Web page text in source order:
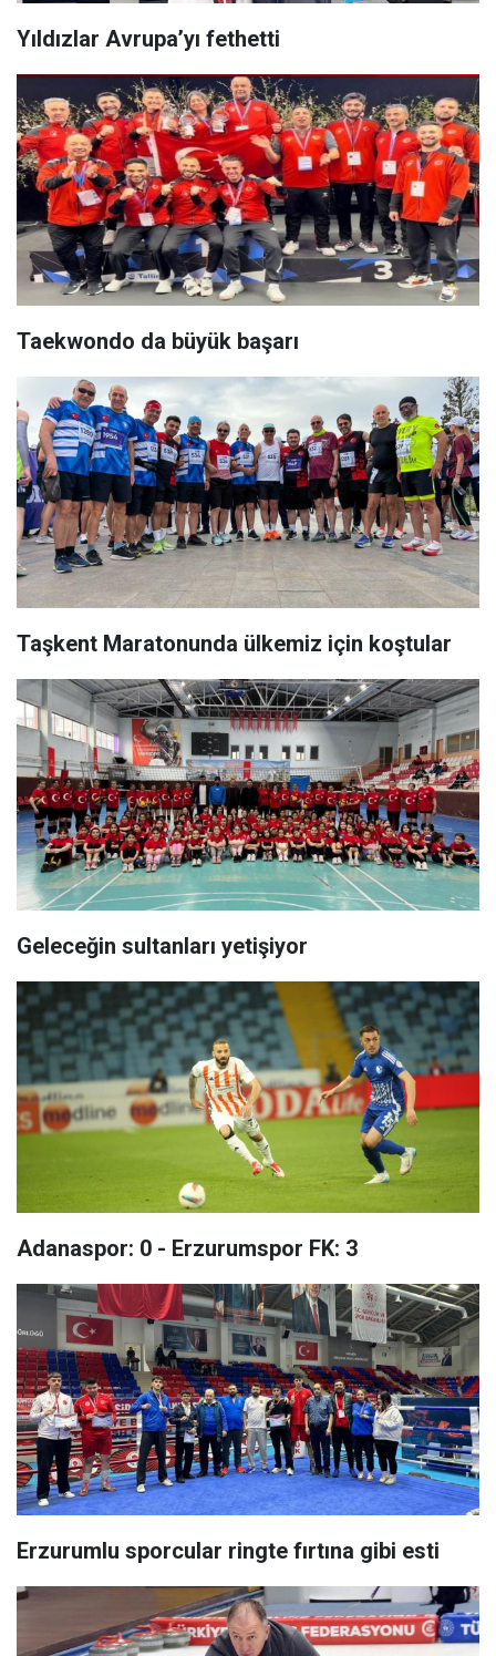
Yıldızlar Avrupa’yı fethetti
Taekwondo da büyük başarı
Taşkent Maratonunda ülkemiz için koştular
Geleceğin sultanları yetişiyor
Adanaspor: 0 - Erzurumspor FK: 3
Erzurumlu sporcular ringte fırtına gibi esti